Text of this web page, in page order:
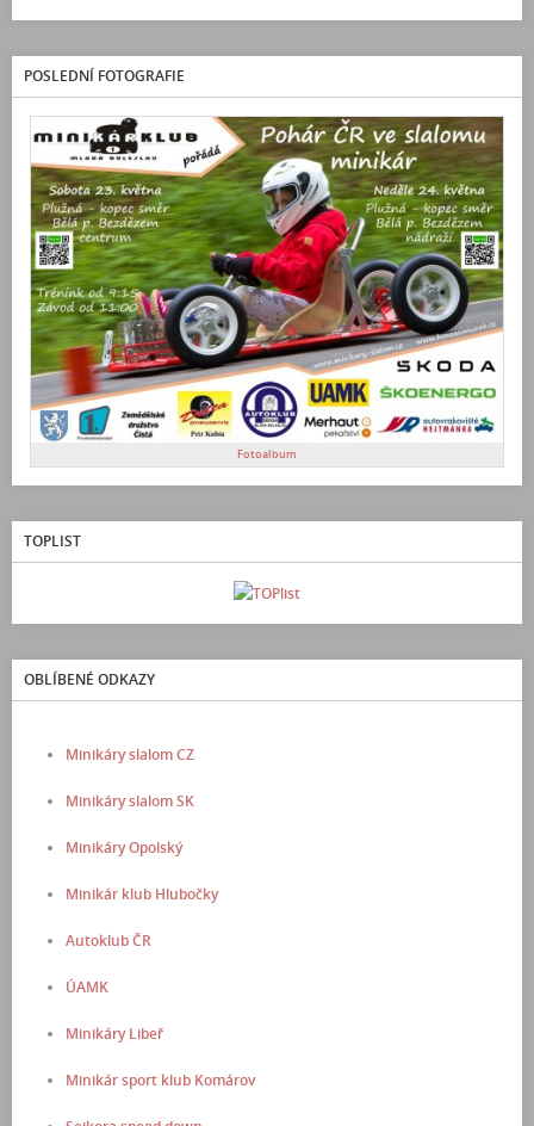
POSLEDNÍ FOTOGRAFIE
Fotoalbum
TOPLIST
OBLÍBENÉ ODKAZY
Minikáry slalom CZ
Minikáry slalom SK
Minikáry Opolský
Minikár klub Hlubočky
Autoklub ČR
ÚAMK
Minikáry Libeř
Minikár sport klub Komárov